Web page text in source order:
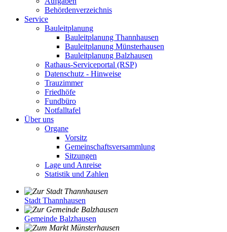
Behördenverzeichnis
Service
Bauleitplanung
Bauleitplanung Thannhausen
Bauleitplanung Münsterhausen
Bauleitplanung Balzhausen
Rathaus-Serviceportal (RSP)
Datenschutz - Hinweise
Trauzimmer
Friedhöfe
Fundbüro
Notfalltafel
Über uns
Organe
Vorsitz
Gemeinschaftsversammlung
Sitzungen
Lage und Anreise
Statistik und Zahlen
Stadt Thannhausen
Gemeinde Balzhausen